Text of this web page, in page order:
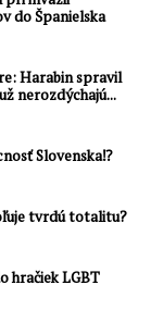
do Španielska
Harabin spravil
nerozdýchajú...
Slovenska⁉️
tvrdú totalitu?
hračiek LGBT